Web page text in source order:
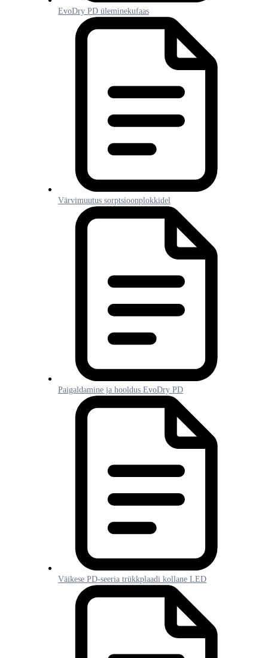
EvoDry PD üleminekufaas
Värvimuutus sorptsioonplokkidel
Paigaldamine ja hooldus EvoDry PD
Väikese PD-seeria trükkplaadi kollane LED